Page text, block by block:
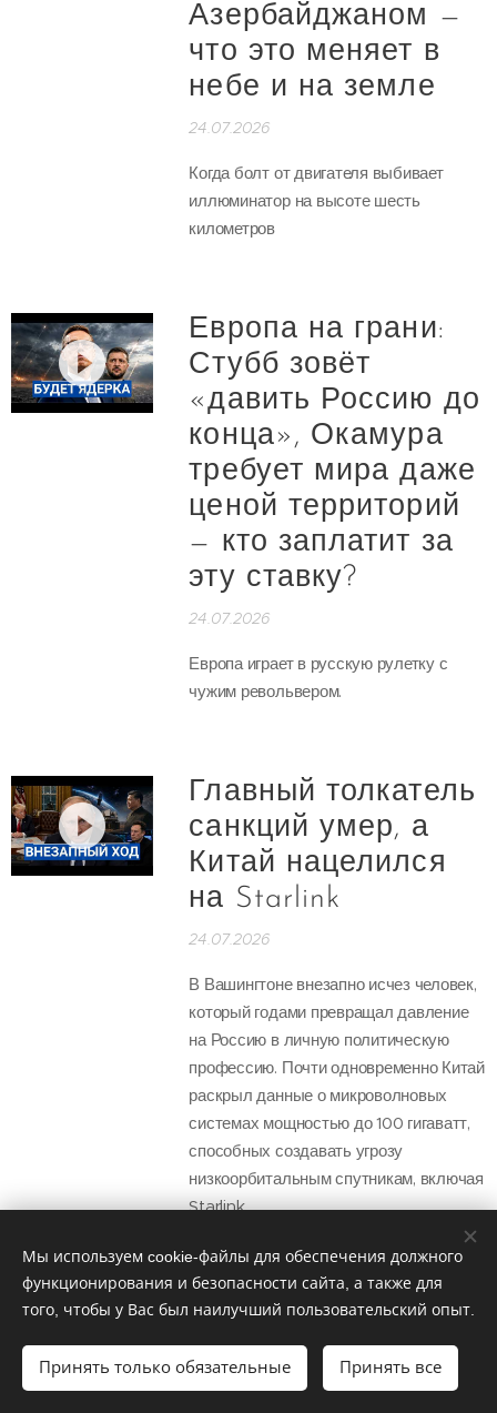
Азербайджаном —
что это меняет в
небе и на земле
24.07.2026
Когда болт от двигателя выбивает
иллюминатор на высоте шесть
километров
Европа на грани:
Стубб зовёт
«давить Россию до
конца», Окамура
требует мира даже
ценой территорий
— кто заплатит за
эту ставку?
24.07.2026
Европа играет в русскую рулетку с
чужим револьвером.
Главный толкатель
санкций умер, а
Китай нацелился
на Starlink
24.07.2026
В Вашингтоне внезапно исчез человек,
который годами превращал давление
на Россию в личную политическую
профессию. Почти одновременно Китай
раскрыл данные о микроволновых
системах мощностью до 100 гигаватт,
способных создавать угрозу
низкоорбитальным спутникам, включая
Starlink.
Россия ужесточает
миграционные
правила, пока
Мы используем cookie-файлы для обеспечения должного
функционирования и безопасности сайта, а также для
того, чтобы у Вас был наилучший пользовательский опыт.
Принять только обязательные Принять все